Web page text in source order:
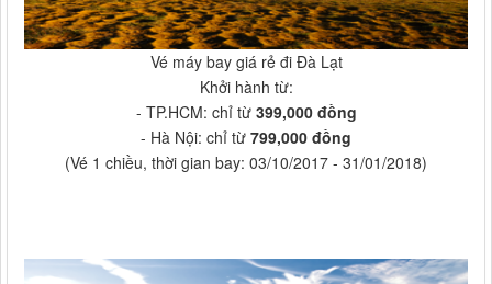
Vé máy bay giá rẻ đi Đà Lạt
Khởi hành từ:
- TP.HCM: chỉ từ 399,000 đồng
- Hà Nội: chỉ từ 799,000 đồng
(Vé 1 chiều, thời gian bay: 03/10/2017 - 31/01/2018)